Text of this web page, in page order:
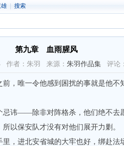
搜索
第九章 血雨腥风
作者：朱羽 来源： 朱羽作品集 评论：
唯一令他感到困扰的事就是他不
讳——除非对阵格杀，他们绝不去
以保安队才没有对他们展开力剿。
进北安省城的大牢也好，绑赴法